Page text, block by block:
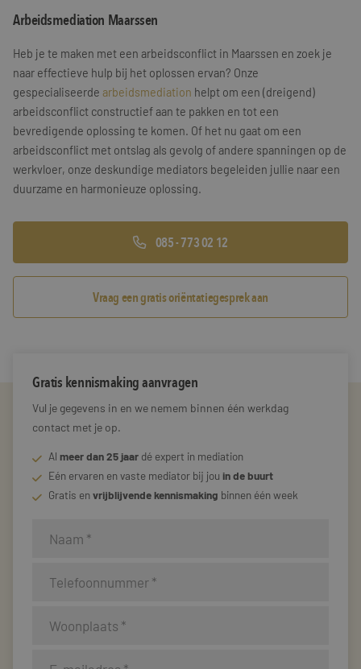
Training & Leiderschap
Referenties
Blogs
Documenten
Gratis folder
Contact
Arbeidsmediation Maarssen
Heb je te maken met een arbeidsconflict in Maarssen en zoek je
naar effectieve hulp bij het oplossen ervan? Onze
gespecialiseerde arbeidsmediation helpt om een (dreigend)
arbeidsconflict constructief aan te pakken en tot een
bevredigende oplossing te komen. Of het nu gaat om een
arbeidsconflict met ontslag als gevolg of andere spanningen op de
werkvloer, onze deskundige mediators begeleiden jullie naar een
duurzame en harmonieuze oplossing.
085 - 773 02 12
Vraag een gratis oriëntatiegesprek aan
Gratis kennismaking aanvragen
Vul je gegevens in en we nemem binnen één werkdag
contact met je op.
Al meer dan 25 jaar dé expert in mediation
Eén ervaren en vaste mediator bij jou in de buurt
Gratis envrijblijvende kennismaking binnen één week